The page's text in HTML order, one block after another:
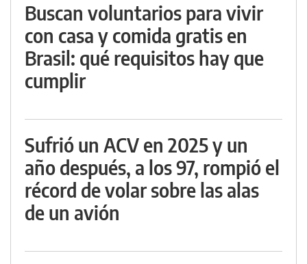
Buscan voluntarios para vivir
con casa y comida gratis en
Brasil: qué requisitos hay que
cumplir
Sufrió un ACV en 2025 y un
año después, a los 97, rompió el
récord de volar sobre las alas
de un avión